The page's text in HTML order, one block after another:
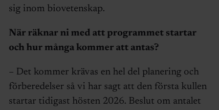
sig inom biovetenskap.
När räknar ni med att programmet startar
och hur många kommer att antas?
– Det kommer krävas en hel del planering och
förberedelser så vi har sagt att den första kullen
startar tidigast hösten 2026. Beslut om antalet